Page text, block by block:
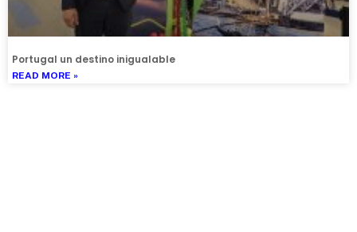
Portugal un destino inigualable
READ MORE »